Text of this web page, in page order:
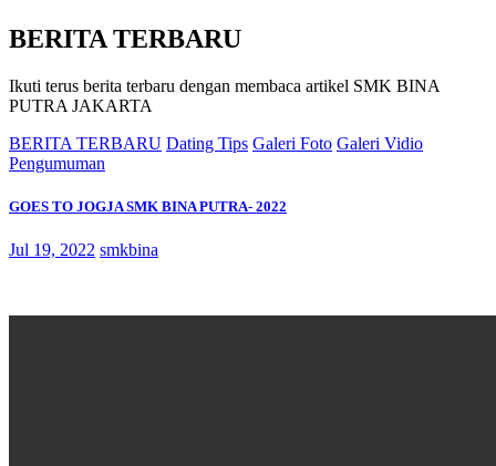
BERITA TERBARU
Ikuti terus berita terbaru dengan membaca artikel SMK BINA
PUTRA JAKARTA
BERITA TERBARU Dating Tips Galeri Foto Galeri Vidio
Pengumuman
GOES TO JOGJA SMK BINA PUTRA- 2022
Jul 19, 2022 smkbina